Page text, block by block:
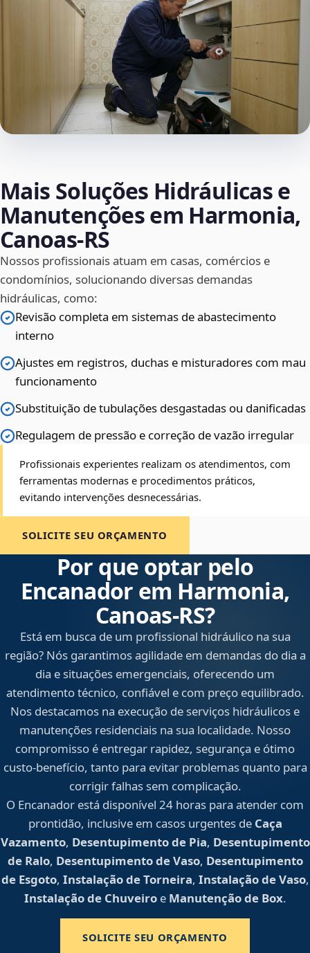
Mais Soluções Hidráulicas e
Manutenções em Harmonia,
Canoas‑RS
Nossos profissionais atuam em casas, comércios e
condomínios, solucionando diversas demandas
hidráulicas, como:
Revisão completa em sistemas de abastecimento
interno
Ajustes em registros, duchas e misturadores com mau
funcionamento
Substituição de tubulações desgastadas ou danificadas
Regulagem de pressão e correção de vazão irregular
Profissionais experientes realizam os atendimentos, com
ferramentas modernas e procedimentos práticos,
evitando intervenções desnecessárias.
SOLICITE SEU ORÇAMENTO
Por que optar pelo
Encanador em Harmonia,
Canoas‑RS?
Está em busca de um profissional hidráulico na sua
região? Nós garantimos agilidade em demandas do dia a
dia e situações emergenciais, oferecendo um
atendimento técnico, confiável e com preço equilibrado.
Nos destacamos na execução de serviços hidráulicos e
manutenções residenciais na sua localidade. Nosso
compromisso é entregar rapidez, segurança e ótimo
custo-benefício, tanto para evitar problemas quanto para
corrigir falhas sem complicação.
O Encanador está disponível 24 horas para atender com
prontidão, inclusive em casos urgentes de Caça
Vazamento, Desentupimento de Pia, Desentupimento
de Ralo, Desentupimento de Vaso, Desentupimento
de Esgoto, Instalação de Torneira, Instalação de Vaso,
Instalação de Chuveiroe Manutenção de Box.
SOLICITE SEU ORÇAMENTO